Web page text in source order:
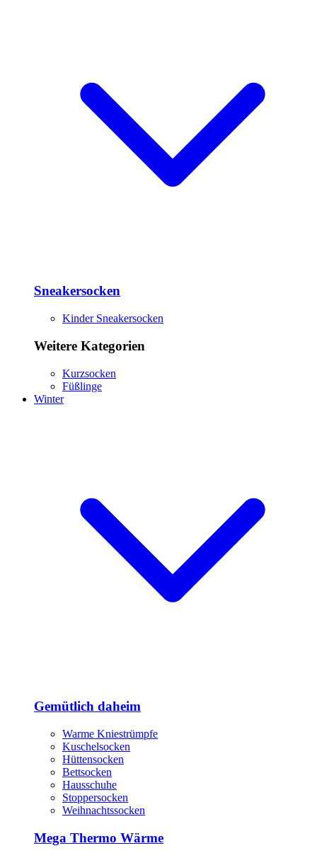
Sneakersocken
Kinder Sneakersocken
Weitere Kategorien
Kurzsocken
Füßlinge
Winter
Gemütlich daheim
Warme Kniestrümpfe
Kuschelsocken
Hüttensocken
Bettsocken
Hausschuhe
Stoppersocken
Weihnachtssocken
Mega Thermo Wärme